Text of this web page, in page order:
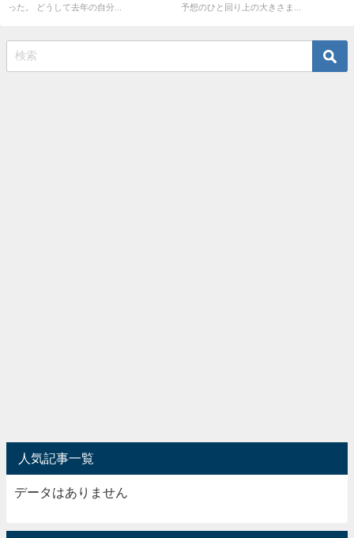
った。 どうして去年の自分...
予想のひと回り上の大きさま...
人気記事一覧
データはありません